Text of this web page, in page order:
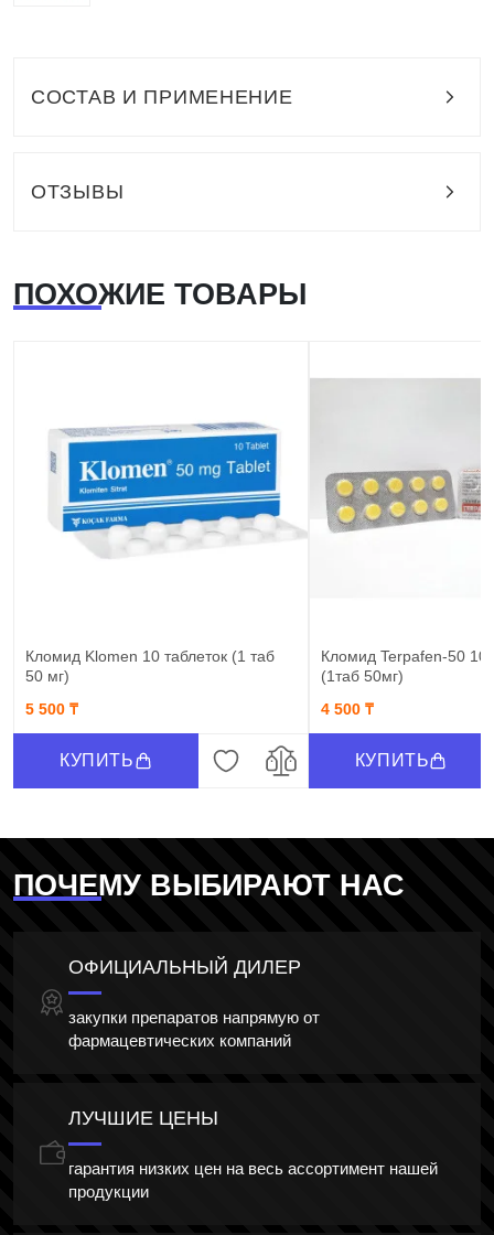
СОСТАВ И ПРИМЕНЕНИЕ
ОТЗЫВЫ
ПОХОЖИЕ ТОВАРЫ
Кломид Klomen 10 таблеток (1 таб
50 мг)
5 500 ₸
КУПИТЬ
Кломид Terpafen-50 10
(1таб 50мг)
4 500 ₸
КУПИТЬ
ПОЧЕМУ ВЫБИРАЮТ НАС
ОФИЦИАЛЬНЫЙ ДИЛЕР
закупки препаратов напрямую от
фармацевтических компаний
ЛУЧШИЕ ЦЕНЫ
гарантия низких цен на весь ассортимент нашей
продукции